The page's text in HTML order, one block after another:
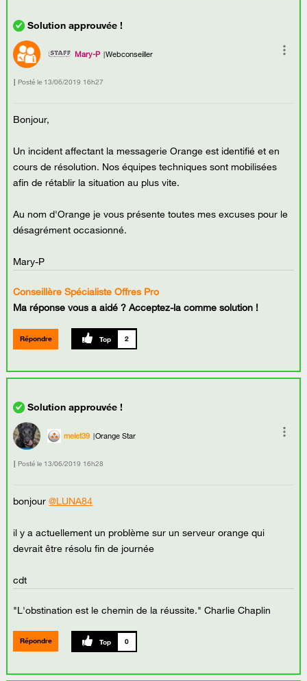
Mary-P Webconseiller
Posté le ‎13/06/2019 16h27
Bonjour,
Un incident affectant la messagerie Orange est identifié et en
cours de résolution. Nos équipes techniques sont mobilisées
afin de rétablir la situation au plus vite.
Au nom d'Orange je vous présente toutes mes excuses pour le
désagrément occasionné.
Mary-P
Conseillère Spécialiste Offres Pro
Ma réponse vous a aidé ? Acceptez-la comme solution !
Répondre 2
melet39 Orange Star
Posté le ‎13/06/2019 16h28
bonjour@LUNA84
il y a actuellement un problème sur un serveur orange qui
devrait être résolu fin de journée
cdt
"L'obstination est le chemin de la réussite." Charlie Chaplin
Répondre 0